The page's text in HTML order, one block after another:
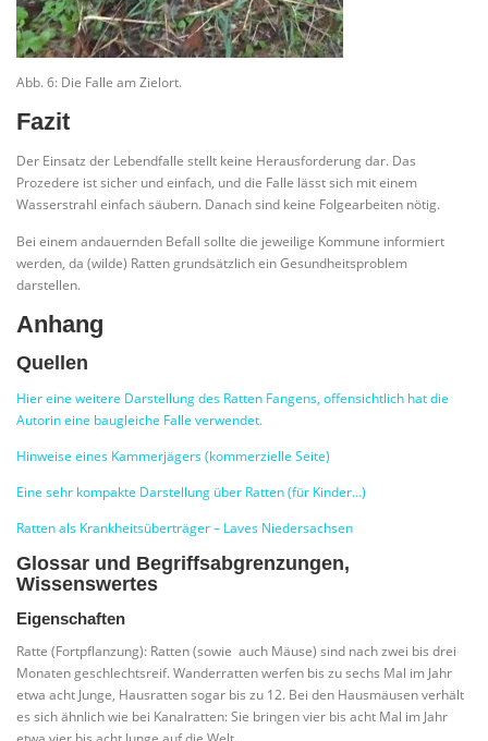
Abb. 6: Die Falle am Zielort.
Fazit
Der Einsatz der Lebendfalle stellt keine Herausforderung dar. Das
Prozedere ist sicher und einfach, und die Falle lässt sich mit einem
Wasserstrahl einfach säubern. Danach sind keine Folgearbeiten nötig.
Bei einem andauernden Befall sollte die jeweilige Kommune informiert
werden, da (wilde) Ratten grundsätzlich ein Gesundheitsproblem
darstellen.
Anhang
Quellen
Hier eine weitere Darstellung des Ratten Fangens, offensichtlich hat die
Autorin eine baugleiche Falle verwendet.
Hinweise eines Kammerjägers (kommerzielle Seite)
Eine sehr kompakte Darstellung über Ratten (für Kinder…)
Ratten als Krankheitsüberträger – Laves Niedersachsen
Glossar und Begriffsabgrenzungen,
Wissenswertes
Eigenschaften
Ratte (Fortpflanzung): Ratten (sowie auch Mäuse) sind nach zwei bis drei
Monaten geschlechtsreif. Wanderratten werfen bis zu sechs Mal im Jahr
etwa acht Junge, Hausratten sogar bis zu 12. Bei den Hausmäusen verhält
es sich ähnlich wie bei Kanalratten: Sie bringen vier bis acht Mal im Jahr